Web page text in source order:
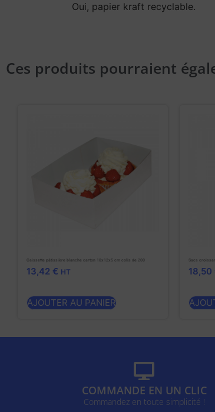
Oui, papier kraft recyclable.
Ces produits pourraient
Caissette pâtissière blanche carton 18x12x5 cm colis de 200
13,42 € HT
AJOUTER AU PANIER
Sacs
18,50
COMMANDE EN UN CLIC
Commandez en toute simplicité !